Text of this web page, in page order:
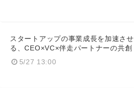
スタートアップの事業成長を加速させ
る、CEO×VC×伴走パートナーの共創
5/27 13:00